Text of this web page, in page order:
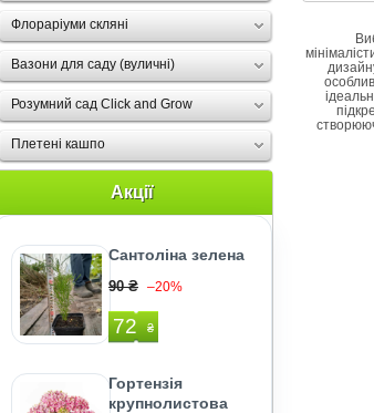
Флораріуми скляні
Вазони для саду (вуличні)
Розумний сад Click and Grow
Плетені кашпо
Акції
Сантоліна зелена
90 ₴ –20%
72 ₴
Гортензія
крупнолистова